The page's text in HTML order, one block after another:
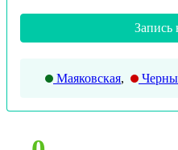
Запись
Маяковская,